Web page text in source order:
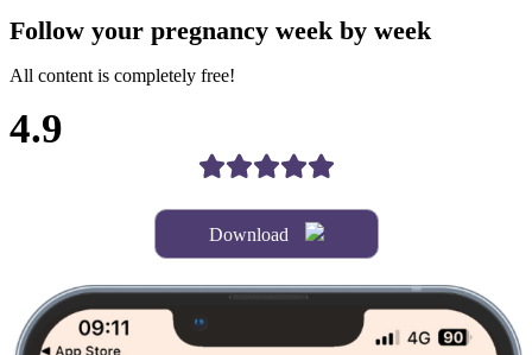
Follow your pregnancy week by week
All content is completely free!
4.9
Download